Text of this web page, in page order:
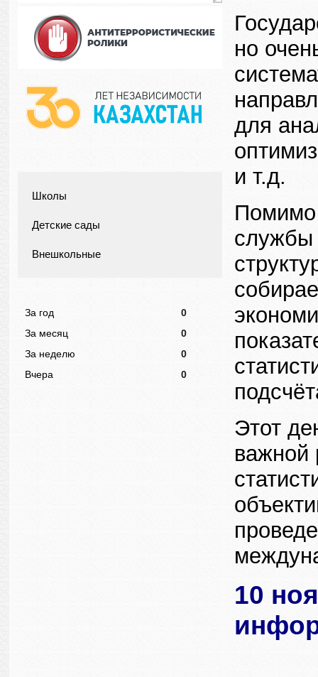
Школы
Детские сады
Внешкольные
За год
0
За месяц
0
За неделю
0
Вчера
0
но
для
и т.д.
Помимо
службы
Этот
важной
10